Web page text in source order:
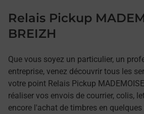
Relais Pickup
BREIZH
Que vous soyez un particulier, un
entreprise, venez découvrir tous les
votre point Relais Pickup
réaliser vos envois de courrier, colis,
encore l'achat de timbres en